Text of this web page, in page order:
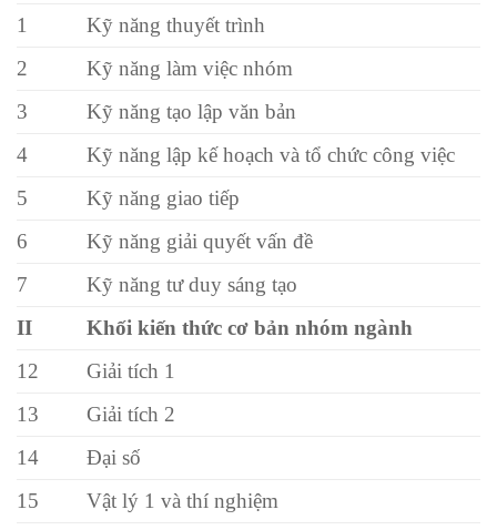
1
Kỹ năng thuyết trình
2
Kỹ năng làm việc nhóm
3
Kỹ năng tạo lập văn bản
4
Kỹ năng lập kế hoạch và tổ chức công việc
5
Kỹ năng giao tiếp
6
Kỹ năng giải quyết vấn đề
7
Kỹ năng tư duy sáng tạo
II
Khối kiến thức cơ bản nhóm ngành
12
Giải tích 1
13
Giải tích 2
14
Đại số
15
Vật lý 1 và thí nghiệm